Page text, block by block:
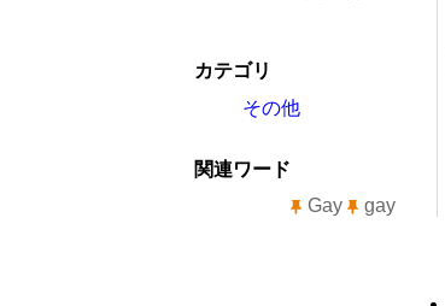
カテゴリ
その他
関連ワード
Gay
gay